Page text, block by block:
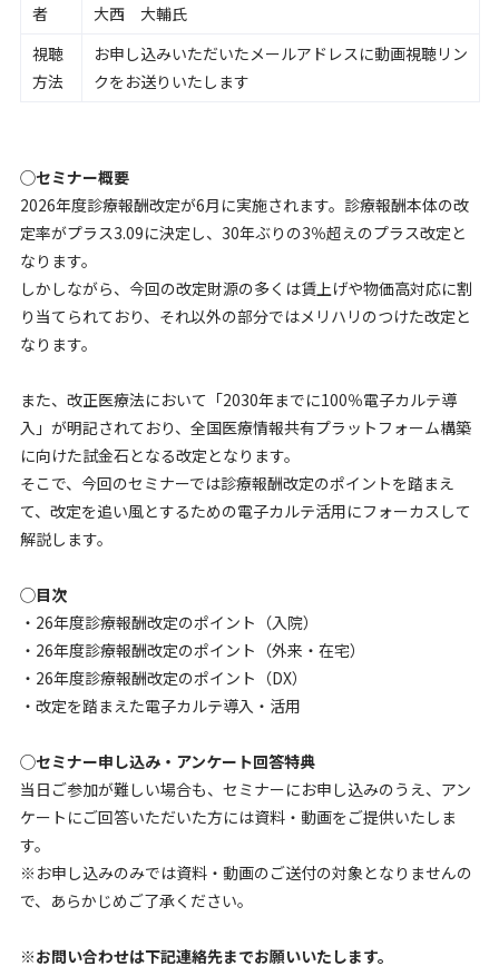
者
大西 大輔氏
視聴
方法
お申し込みいただいたメールアドレスに動画視聴リン
クをお送りいたします
◯セミナー概要
2026年度診療報酬改定が6月に実施されます。診療報酬本体の改
定率がプラス3.09に決定し、30年ぶりの3％超えのプラス改定と
なります。
しかしながら、今回の改定財源の多くは賃上げや物価高対応に割
り当てられており、それ以外の部分ではメリハリのつけた改定と
なります。
また、改正医療法において「2030年までに100％電子カルテ導
入」が明記されており、全国医療情報共有プラットフォーム構築
に向けた試金石となる改定となります。
そこで、今回のセミナーでは診療報酬改定のポイントを踏まえ
て、改定を追い風とするための電子カルテ活用にフォーカスして
解説します。
◯目次
・26年度診療報酬改定のポイント（入院）
・26年度診療報酬改定のポイント（外来・在宅）
・26年度診療報酬改定のポイント（DX）
・改定を踏まえた電子カルテ導入・活用
◯セミナー申し込み・アンケート回答特典
当日ご参加が難しい場合も、セミナーにお申し込みのうえ、アン
ケートにご回答いただいた方には資料・動画をご提供いたしま
す。
※お申し込みのみでは資料・動画のご送付の対象となりませんの
で、あらかじめご了承ください。
※お問い合わせは下記連絡先までお願いいたします。